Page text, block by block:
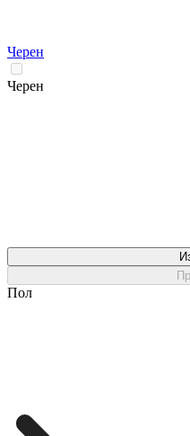
Черен
Черен
Пол